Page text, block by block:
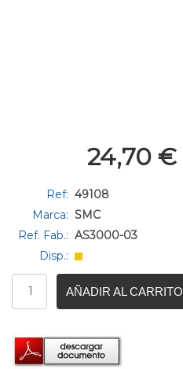
24,70 €
Ref: 49108
Marca: SMC
Ref. Fab.: AS3000-03
Disp.:
AÑADIR AL CARRITO